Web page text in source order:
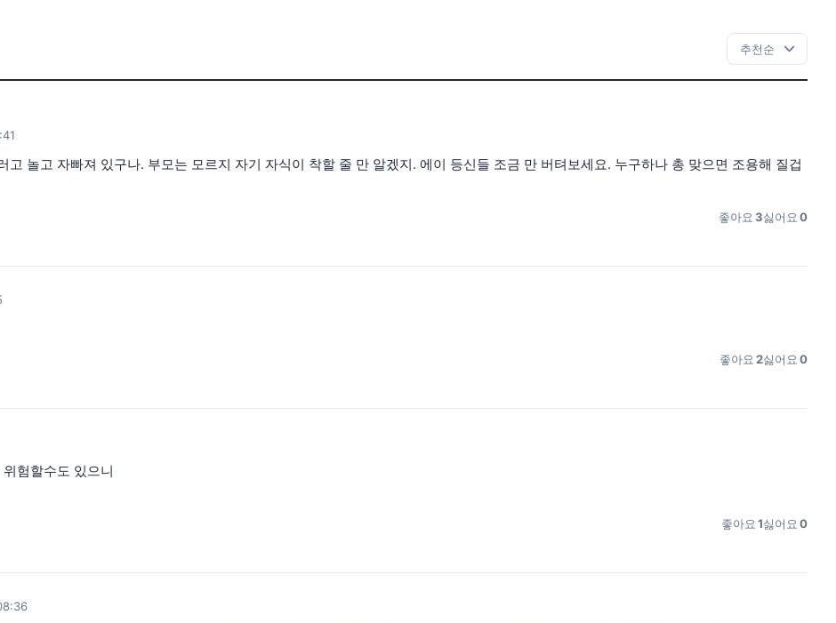
고 놀고 자빠져 있구나. 부모는 모르지 자기 자식이 착할 줄 만 알겠지. 에이 등신들 조금 만 버텨보세요. 누구하나 총 맞으면 조용해 질겁
좋아요3싫어요0
좋아요2싫어요0
험할수도 있으니
좋아요 1싫어요 0